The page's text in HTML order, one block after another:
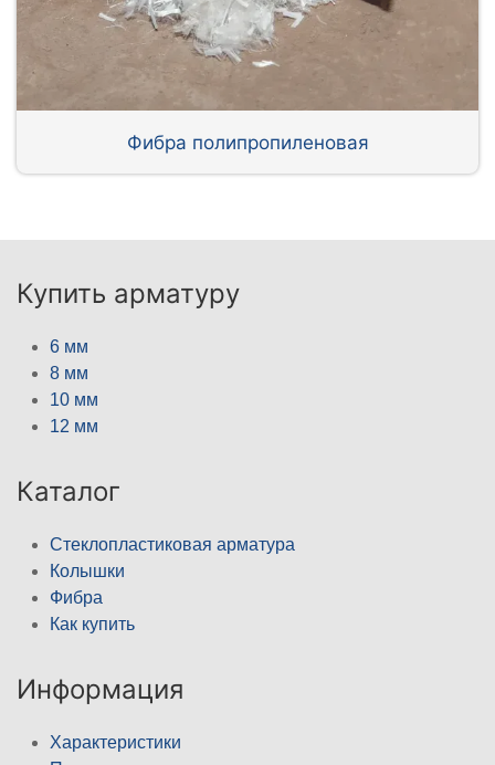
Фибра полипропиленовая
Купить арматуру
6 мм
8 мм
10 мм
12 мм
Каталог
Стеклопластиковая арматура
Колышки
Фибра
Как купить
Информация
Характеристики